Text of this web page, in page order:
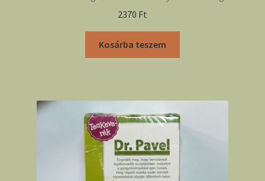
2370 Ft
Kosárba teszem